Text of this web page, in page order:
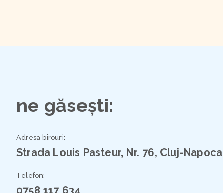
ne găsești:
Adresa birouri:
Strada Louis Pasteur, Nr. 76, Cluj-Napoca
Telefon:
0758 117 634